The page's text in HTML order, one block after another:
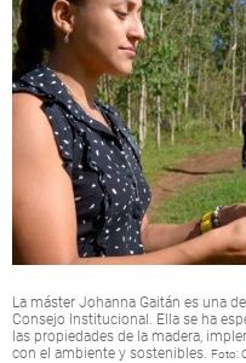
La máster Johanna Gaitán es una
Consejo Institucional. Ella se ha
las propiedades de la madera,
con el ambiente y sostenibles. Foto: